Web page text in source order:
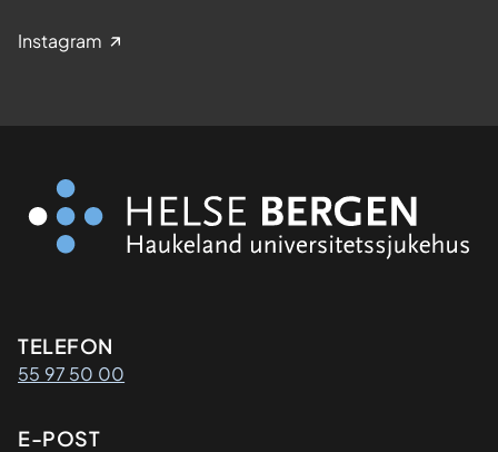
Instagram
Kontaktinformasjon
TELEFON
55 97 50 00
E-POST